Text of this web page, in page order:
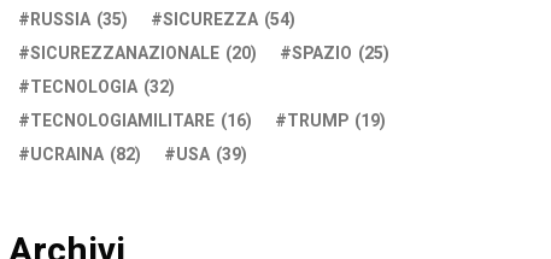
RUSSIA (35) SICUREZZA (54)
SICUREZZANAZIONALE (20) SPAZIO (25)
TECNOLOGIA (32)
TECNOLOGIAMILITARE (16) TRUMP (19)
UCRAINA (82) USA (39)